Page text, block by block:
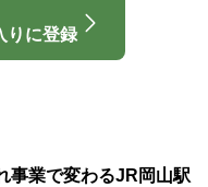
りに登録
事業で変わるJR岡山駅